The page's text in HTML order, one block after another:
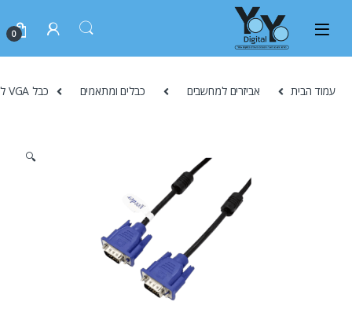
0
עמוד הבית אביזרים למחשבים כבלים ומתאמים כבל VGA ל-VGA באורך 1.5 מטר – איכות שידור גבוהה עם סינון רעשים
🔍